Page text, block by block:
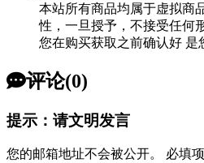
本站所有商品均属于虚拟商
性，一旦授予，不接受任何
您在购买获取之前确认好 是
评论(0)
提示：请文明发言
您的邮箱地址不会被公开。 必填